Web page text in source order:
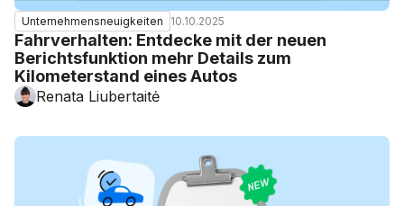
Unternehmensneuigkeiten 10.10.2025
Fahrverhalten: Entdecke mit der neuen
Berichtsfunktion mehr Details zum
Kilometerstand eines Autos
Renata Liubertaitė